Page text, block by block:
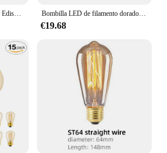
Bombilla de luz LED Vintage Edison, luz de noche regulable, color dorado, E27, G40, G45, G125, 1W, 4W Bombilla LED de filamento dorado regulable, lámpara Vintage Edison Retro, apariencia de vidrio dorado, ST64, 2W, 4W, 6W, 8W, CC 220V, 110V, E27, B22, 6 piezas
€19.68